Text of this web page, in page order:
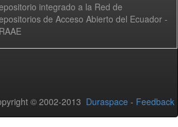
integrado a la Red de
de Acceso Abierto del Ecuador -
© 2002-2013 Duraspace - Feedback